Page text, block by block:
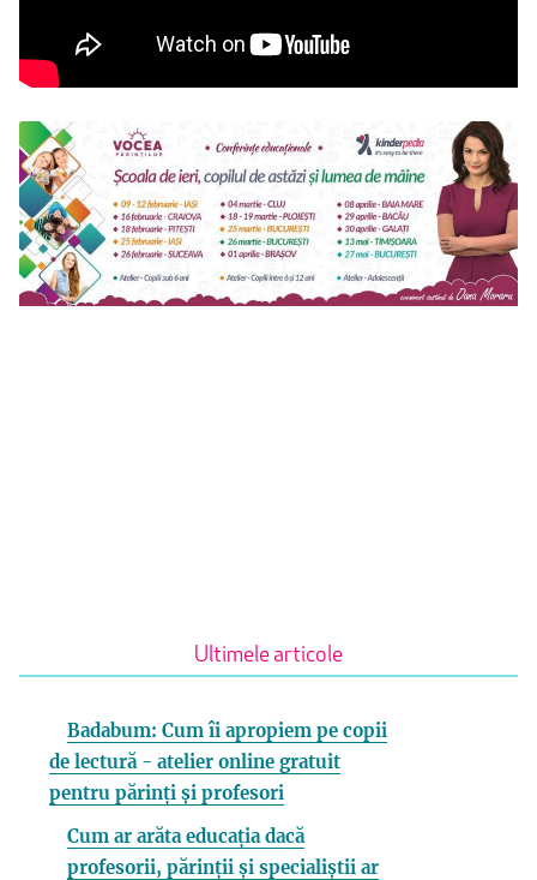
Ultimele articole
Badabum: Cum îi apropiem pe copii
de lectură - atelier online gratuit
pentru părinți și profesori
Cum ar arăta educația dacă
profesorii, părinții și specialiștii ar